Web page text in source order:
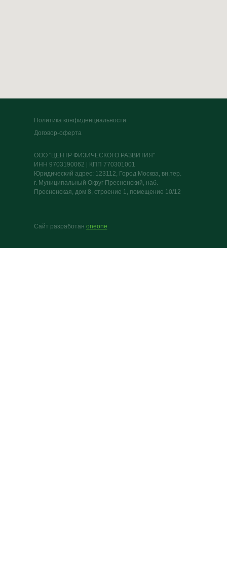
Сайт разработан oneone
Политика конфиденциальности
Договор-оферта
ООО "ЦЕНТР ФИЗИЧЕСКОГО РАЗВИТИЯ"
ИНН 9703190062 | КПП 770301001
Юридический адрес: 123112, Город Москва, вн.тер.
г. Муниципальный Округ Пресненский, наб.
Пресненская, дом 8, строение 1, помещение 10/12